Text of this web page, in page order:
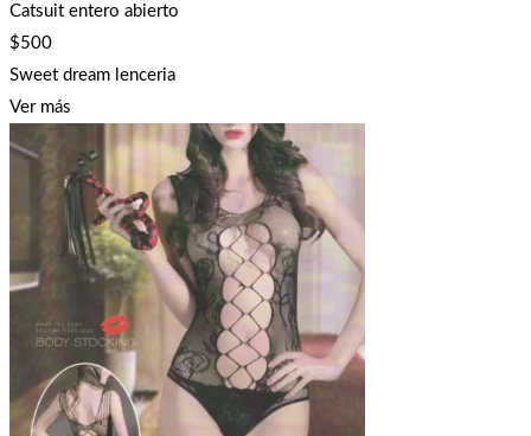
Catsuit entero abierto
$500
Sweet dream lenceria
Ver más